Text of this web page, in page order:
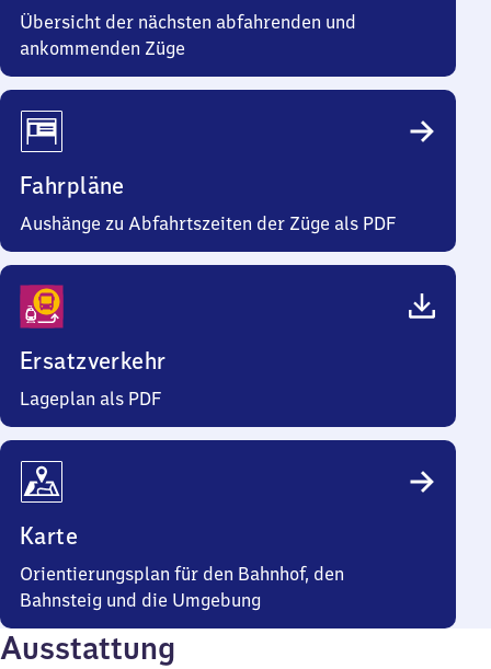
Übersicht der nächsten abfahrenden und
ankommenden Züge
Fahrpläne
Aushänge zu Abfahrtszeiten der Züge als PDF
Ersatzverkehr
Lageplan als PDF
Karte
Orientierungsplan für den Bahnhof, den
Bahnsteig und die Umgebung
Ausstattung